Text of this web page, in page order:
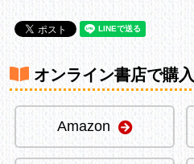
オンライン書店で購入
Amazon